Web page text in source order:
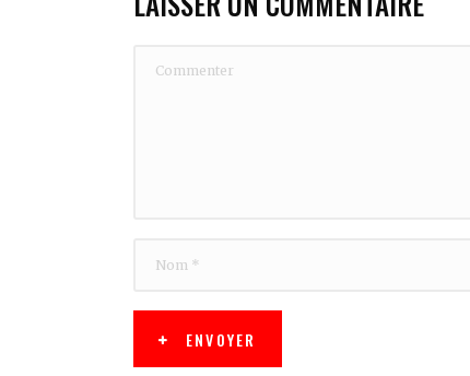
ENVOYER